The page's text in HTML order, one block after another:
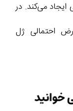
می‌کند. در
احتمالی ژل